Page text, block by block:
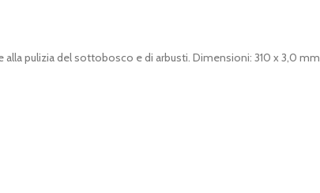
pulizia del sottobosco e di arbusti. Dimensioni: 310 x 3,0 mm